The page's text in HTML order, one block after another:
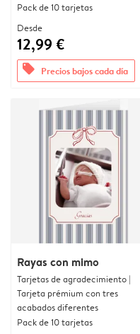
Pack de 10 tarjetas
Desde
12,99 €
offers Precios bajos cada día
Rayas con mimo
Tarjetas de agradecimiento |
Tarjeta prémium con tres
acabados diferentes
Pack de 10 tarjetas